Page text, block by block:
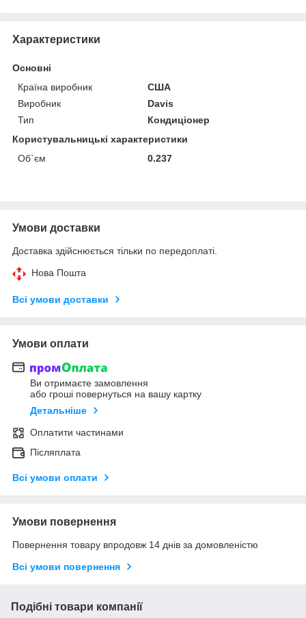
Характеристики
Основні
Країна виробник
США
Виробник
Davis
Тип
Кондиціонер
Користувальницькі характеристики
Об`єм
0.237
Умови доставки
Доставка здійснюється тільки по передоплаті.
Нова Пошта
Всі умови доставки
Умови оплати
Ви отримаєте замовлення
або гроші повернуться на вашу картку
Детальніше
Оплатити частинами
Післяплата
Всі умови оплати
Умови повернення
Повернення товару впродовж 14 днів за домовленістю
Всі умови повернення
Подібні товари компанії